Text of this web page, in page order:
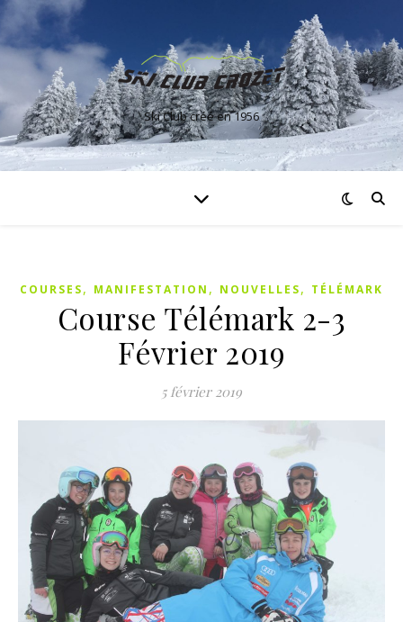
Ski Club créé en 1956
COURSES, MANIFESTATION , NOUVELLES, TÉLÉMARK
Course Télémark 2-3
Février 2019
5 février 2019